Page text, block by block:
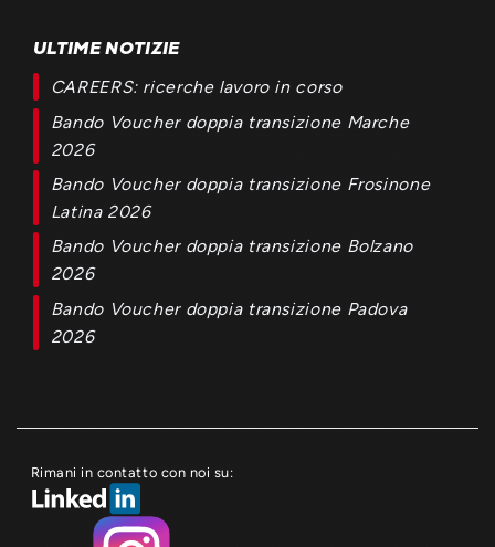
ULTIME NOTIZIE
CAREERS: ricerche lavoro in corso
Bando Voucher doppia transizione Marche
2026
Bando Voucher doppia transizione Frosinone
Latina 2026
Bando Voucher doppia transizione Bolzano
2026
Bando Voucher doppia transizione Padova
2026
Rimani in contatto con noi su: